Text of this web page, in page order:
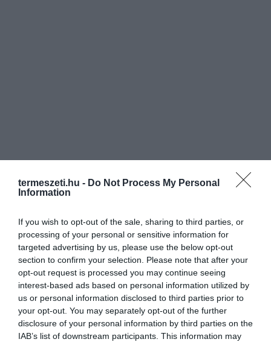
termeszeti.hu - Do Not Process My Personal
Information
If you wish to opt-out of the sale, sharing to third parties, or
processing of your personal or sensitive information for
targeted advertising by us, please use the below opt-out
section to confirm your selection. Please note that after your
opt-out request is processed you may continue seeing
interest-based ads based on personal information utilized by
us or personal information disclosed to third parties prior to
your opt-out. You may separately opt-out of the further
disclosure of your personal information by third parties on the
IAB’s list of downstream participants. This information may